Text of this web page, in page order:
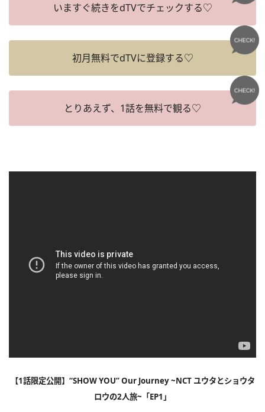
いますぐ続きをdTVでチェックする♡
初月無料でdTVに登録する♡
とりあえず、1話を無料で観る♡
【1話限定公開】“SHOW YOU” Our Journey ~NCT ユウタとショウタ
ロウの2人旅~「EP1」